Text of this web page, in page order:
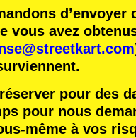
vous avez
pour des
pour nous
même à vos